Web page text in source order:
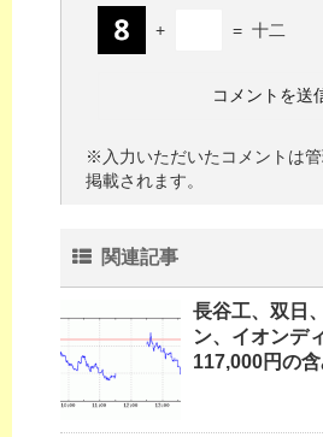
+ = 十二
※入力いただいたコメントは
掲載されます。
関連記事
長谷工、双日
ン、イオンデ
117,000円の含